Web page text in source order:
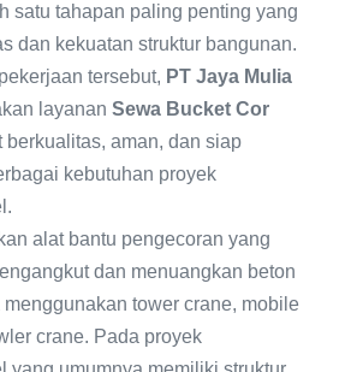
satu tahapan paling penting yang
dan kekuatan struktur bangunan.
tersebut, PT Jaya Mulia
layanan Sewa Bucket Cor
berkualitas, aman, dan siap
kebutuhan proyek
alat bantu pengecoran yang
dan menuangkan beton
tower crane, mobile
crane. Pada proyek